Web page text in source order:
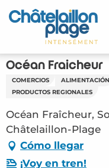
Aller
au
principal
Inicio – ES
Descubra
Actividades
Vivir
Citas
Océan Fraîcheur
COMERCIOS ALIMENTACIÓN
PRODUCTOS REGIONALES
Océan Fraîcheur,
Châtelaillon-Plage
Cómo llegar
¡Voy en tren!